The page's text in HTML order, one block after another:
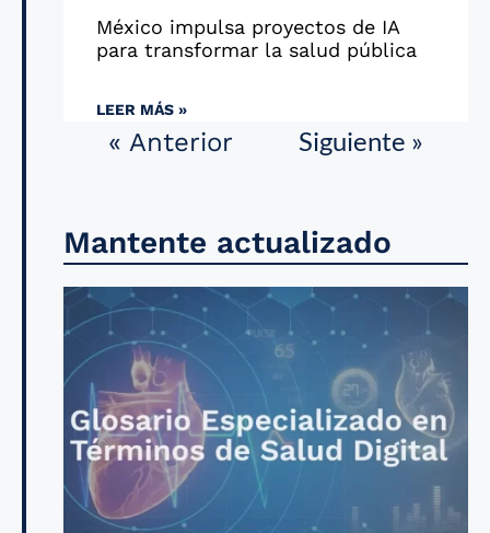
México impulsa proyectos de IA
para transformar la salud pública
LEER MÁS »
« Anterior Siguiente »
Mantente actualizado